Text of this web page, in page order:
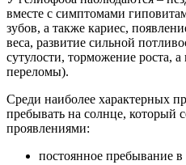
вместе с симптомами
зубов, а также кариес,
веса, развитие сильной
сутулости, торможение роста, а
переломы).
Среди наиболее характерных
пребывать на солнце, который
проявлениями:
постоянное пребывание